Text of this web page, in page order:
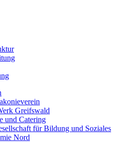
Greifswald
und Catering
für Bildung und Soziales
Nord